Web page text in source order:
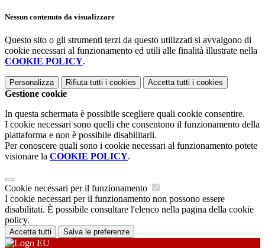
Nessun contenuto da visualizzare
Questo sito o gli strumenti terzi da questo utilizzati si avvalgono di
cookie necessari al funzionamento ed utili alle finalità illustrate nella
COOKIE POLICY.
Personalizza Rifiuta tutti i cookies Accetta tutti i cookies
Gestione cookie
In questa schermata è possibile scegliere quali cookie consentire.
I cookie necessari sono quelli che consentono il funzionamento della
piattaforma e non è possibile disabilitarli.
Per conoscere quali sono i cookie necessari al funzionamento potete
visionare la COOKIE POLICY.
Cookie necessari per il funzionamento
I cookie necessari per il funzionamento non possono essere
disabilitati. È possibile consultare l'elenco nella pagina della cookie
policy.
Accetta tutti Salva le preferenze